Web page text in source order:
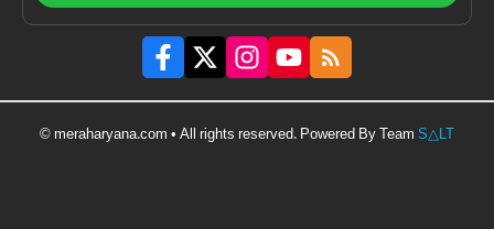
© meraharyana.com • All rights reserved. Powered By Team S△LT